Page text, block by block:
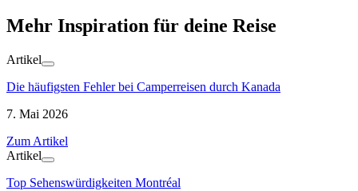
Mehr Inspiration für deine Reise
Artikel
Die häufigsten Fehler bei Camperreisen durch Kanada
7. Mai 2026
Zum Artikel
Artikel
Top Sehenswürdigkeiten Montréal